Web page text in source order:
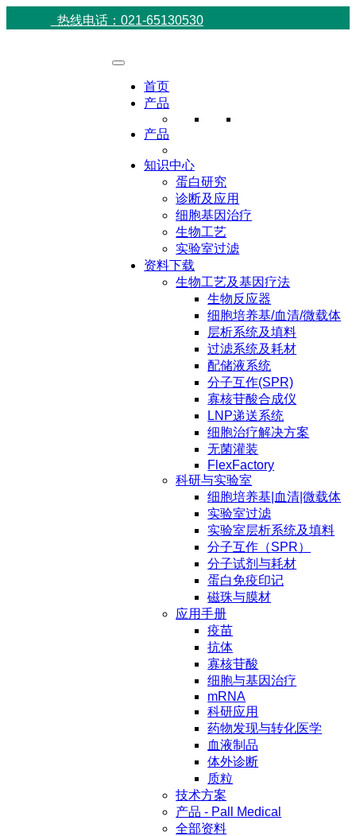
热线电话：021-65130530
首页
产品
产品
知识中心
蛋白研究
诊断及应用
细胞基因治疗
生物工艺
实验室过滤
资料下载
生物工艺及基因疗法
生物反应器
细胞培养基/血清/微载体
层析系统及填料
过滤系统及耗材
配储液系统
分子互作(SPR)
寡核苷酸合成仪
LNP递送系统
细胞治疗解决方案
无菌灌装
FlexFactory
科研与实验室
细胞培养基|血清|微载体
实验室过滤
实验室层析系统及填料
分子互作（SPR）
分子试剂与耗材
蛋白免疫印记
磁珠与膜材
应用手册
疫苗
抗体
寡核苷酸
细胞与基因治疗
mRNA
科研应用
药物发现与转化医学
血液制品
体外诊断
质粒
技术方案
产品 - Pall Medical
全部资料